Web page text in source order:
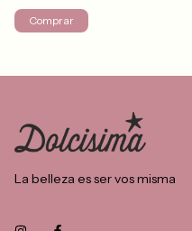
Comprar
La belleza es ser vos misma